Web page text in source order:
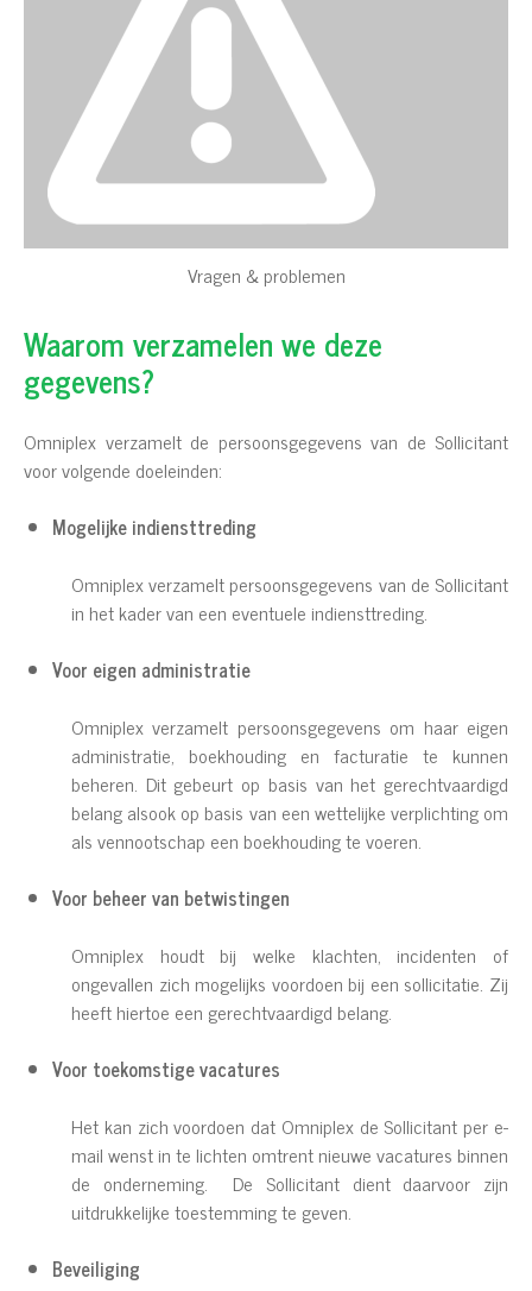
Vragen & problemen
Waarom verzamelen we deze
gegevens?
Omniplex verzamelt de persoonsgegevens van de Sollicitant
voor volgende doeleinden:
Mogelijke indiensttreding
Omniplex verzamelt persoonsgegevens van de Sollicitant
in het kader van een eventuele indiensttreding.
Voor eigen administratie
Omniplex verzamelt persoonsgegevens om haar eigen
administratie, boekhouding en facturatie te kunnen
beheren. Dit gebeurt op basis van het gerechtvaardigd
belang alsook op basis van een wettelijke verplichting om
als vennootschap een boekhouding te voeren.
Voor beheer van betwistingen
Omniplex houdt bij welke klachten, incidenten of
ongevallen zich mogelijks voordoen bij een sollicitatie. Zij
heeft hiertoe een gerechtvaardigd belang.
Voor toekomstige vacatures
Het kan zich voordoen dat Omniplex de Sollicitant per e-
mail wenst in te lichten omtrent nieuwe vacatures binnen
de onderneming. De Sollicitant dient daarvoor zijn
uitdrukkelijke toestemming te geven.
Beveiliging